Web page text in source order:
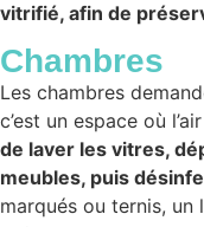
vitrifié, afin de
Chambres
Les chambres
c’est un espace où
de laver les vitres,
meubles, puis
marqués ou ternis,